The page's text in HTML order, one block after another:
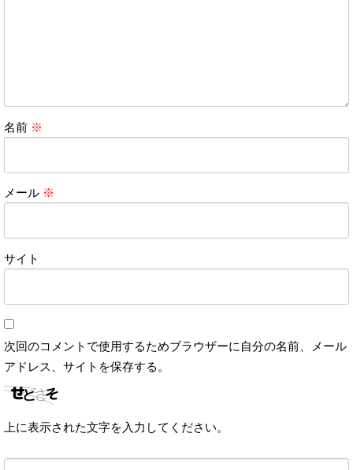
名前 ※
メール ※
サイト
次回のコメントで使用するためブラウザーに自分の名前、メール
アドレス、サイトを保存する。
上に表示された文字を入力してください。